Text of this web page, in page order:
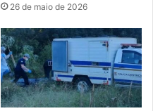
26 de maio de 2026